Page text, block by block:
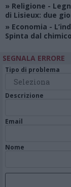
» Religione -
di Lisieux: due
» Economia -
Spinta dal
SEGNALA ERRORE
Tipo di problema
Descrizione
Email
Nome